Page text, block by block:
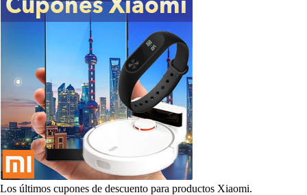
Los últimos cupones de descuento para productos Xiaomi.